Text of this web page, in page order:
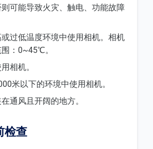
可能导致火灾、触电、功能故障
过低温度环境中使用相机。相机
：0~45℃。
相机。
米以下的环境中使用相机。
通风且开阔的地方。
检查